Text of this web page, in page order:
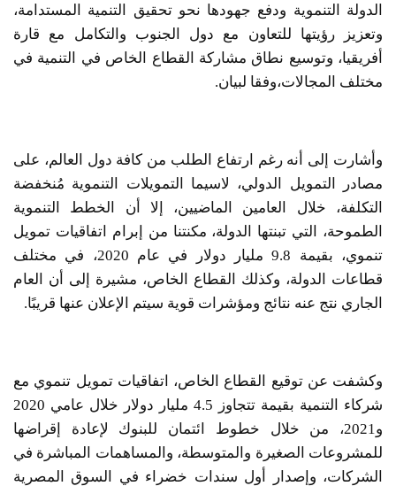
الدولة التنموية ودفع جهودها نحو تحقيق التنمية المستدامة،
وتعزيز رؤيتها للتعاون مع دول الجنوب والتكامل مع قارة
أفريقيا، وتوسيع نطاق مشاركة القطاع الخاص في التنمية في
مختلف المجالات،وفقا لبيان.
وأشارت إلى أنه رغم ارتفاع الطلب من كافة دول العالم، على
مصادر التمويل الدولي، لاسيما التمويلات التنموية مُنخفضة
التكلفة، خلال العامين الماضيين، إلا أن الخطط التنموية
الطموحة، التي تبنتها الدولة، مكنتنا من إبرام اتفاقيات تمويل
تنموي، بقيمة 9.8 مليار دولار في عام 2020، في مختلف
قطاعات الدولة، وكذلك القطاع الخاص، مشيرة إلى أن العام
الجاري نتج عنه نتائج ومؤشرات قوية سيتم الإعلان عنها قريبًا.
وكشفت عن توقيع القطاع الخاص، اتفاقيات تمويل تنموي مع
شركاء التنمية بقيمة تتجاوز 4.5 مليار دولار خلال عامي 2020
و2021، من خلال خطوط ائتمان للبنوك لإعادة إقراضها
للمشروعات الصغيرة والمتوسطة، والمساهمات المباشرة في
الشركات، وإصدار أول سندات خضراء في السوق المصرية